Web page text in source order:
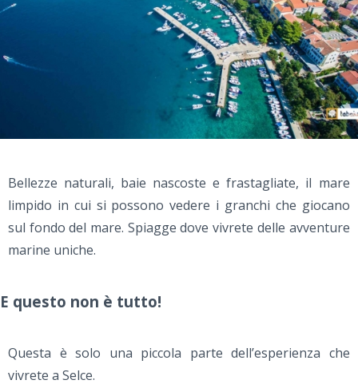
Bellezze naturali, baie nascoste e frastagliate, il mare
limpido in cui si possono vedere i granchi che giocano
sul fondo del mare. Spiagge dove vivrete delle avventure
marine uniche.
E questo non è tutto!
Questa è solo una piccola parte dell’esperienza che
vivrete a Selce.